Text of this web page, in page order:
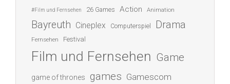
#Film und Fernsehen 26 Games Action Animation
Bayreuth Cineplex Computerspiel Drama
Fernsehen Festival
Film und Fernsehen Game
game of thrones games Gamescom